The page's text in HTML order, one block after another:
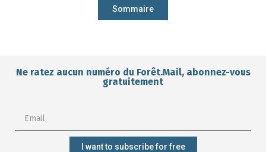
Sommaire
Ne ratez aucun numéro du Forêt.Mail, abonnez-vous
gratuitement
I want to subscribe for free